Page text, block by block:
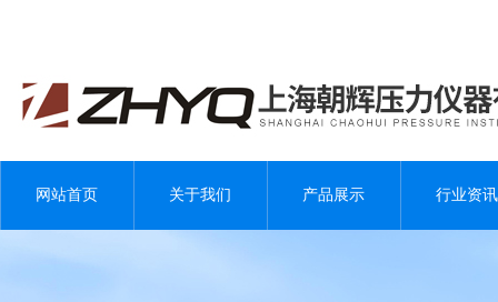
网站首页 关于我们 产品展示 行业资讯